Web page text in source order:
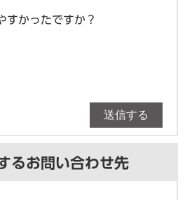
すかったですか？
るお問い合わせ先